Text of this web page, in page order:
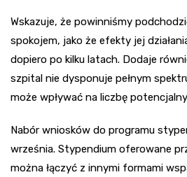
Wskazuje, że powinniśmy
spokojem, jako że efekty jej
dopiero po kilku latach. Dodaje
szpital nie dysponuje pełnym
może wpływać na liczbę
Nabór wniosków do programu
września. Stypendium oferowane
można łączyć z innymi formami